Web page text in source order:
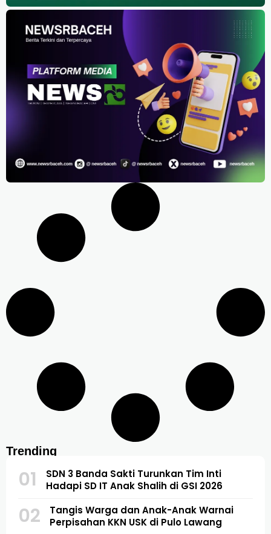
Trending
01
SDN 3 Banda Sakti Turunkan Tim Inti
Hadapi SD IT Anak Shalih di GSI 2026
02
Tangis Warga dan Anak-Anak Warnai
Perpisahan KKN USK di Pulo Lawang